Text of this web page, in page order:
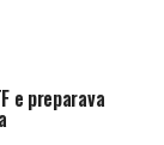
e preparava